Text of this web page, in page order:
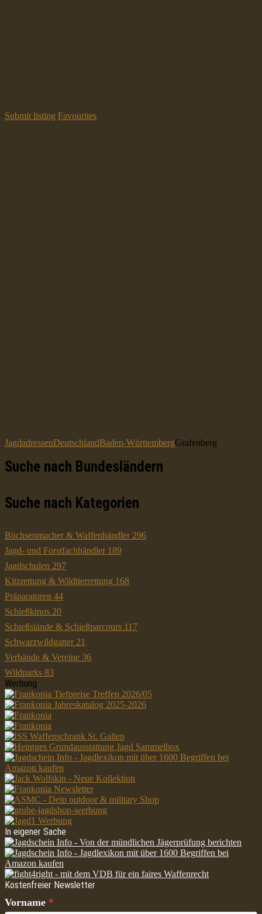
Submit listing Favourites
JagdadressenDeutschlandBaden-WürttembergGrafenberg
Suche nach Bundesländern
Suche nach Kategorien
Büchsenmacher & Waffenhändler 296
Jagd- und Forstfachhändler 189
Jagdschulen 297
Kitzrettung & Wildtierrettung 168
Präparatoren 44
Schießkinos 20
Schießstände & Schießparcours 117
Schwarzwildgatter 21
Verbände & Vereine 36
Wildparks 83
Werbung
In eigener Sache
Kostenfreier Newsletter
Vorname